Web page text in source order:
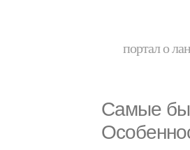
портал о
Самые